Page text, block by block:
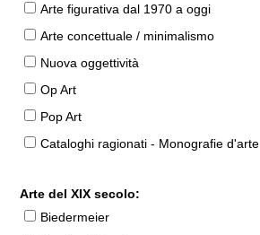
Arte figurativa dal 1970 a oggi
Arte concettuale / minimalismo
Nuova oggettività
Op Art
Pop Art
Cataloghi ragionati - Monografie d'arte
Arte del XIX secolo:
Biedermeier